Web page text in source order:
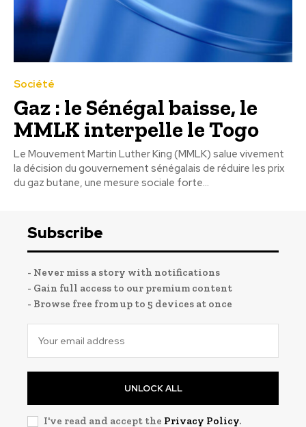
Société
Gaz : le Sénégal baisse, le
MMLK interpelle le Togo
Le Mouvement Martin Luther King (MMLK) salue vivement
la décision du gouvernement sénégalais de réduire les prix
du gaz butane, une mesure sociale forte...
Subscribe
- Never miss a story with notifications
- Gain full access to our premium content
- Browse free from up to 5 devices at once
UNLOCK ALL
I've read and accept the Privacy Policy.